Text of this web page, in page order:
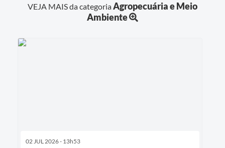
VEJA MAIS da categoriaAgropecuária e Meio
Ambiente
02 JUL 2026 - 13h53